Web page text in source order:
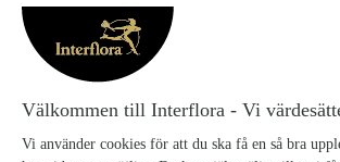
MAJAS COTTAGE
CLOUD